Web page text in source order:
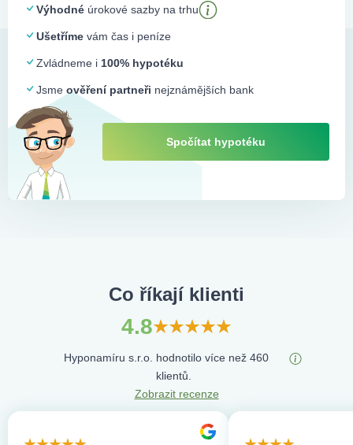
Výhodné úrokové sazby na trhu
Ušetříme vám čas i peníze
Zvládneme i 100% hypotéku
Jsme ověření partneři nejznámějších bank
Spočítat hypotéku
Co říkají klienti
4.8
Hyponamíru s.r.o. hodnotilo více než 460
klientů.
Zobrazit recenze